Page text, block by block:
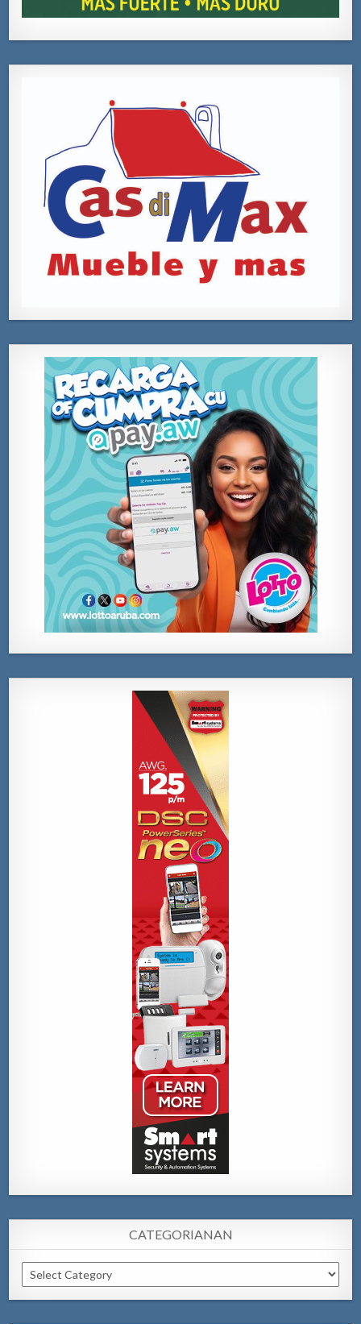
CATEGORIANAN
Categorianan